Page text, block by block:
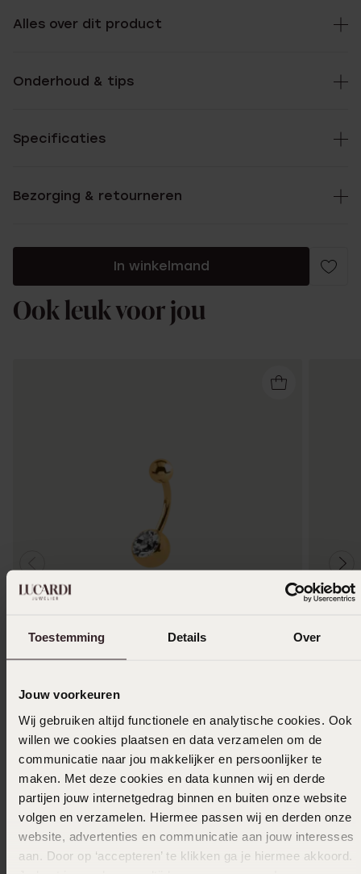
Toestemming Details Over
Jouw voorkeuren
Wij gebruiken altijd functionele en analytische cookies. Ook
willen we cookies plaatsen en data verzamelen om de
communicatie naar jou makkelijker en persoonlijker te
maken. Met deze cookies en data kunnen wij en derde
partijen jouw internetgedrag binnen en buiten onze website
volgen en verzamelen. Hiermee passen wij en derden onze
website, advertenties en communicatie aan jouw interesses
aan. Door op ‘accepteren’ te klikken ga je hiermee akkoord.
Alles over dit product
Onderhoud & tips
Specificaties
Bezorging & retourneren
In winkelmand
Ook leuk voor jou
kristal voor dames
19
Anderen kochten ook